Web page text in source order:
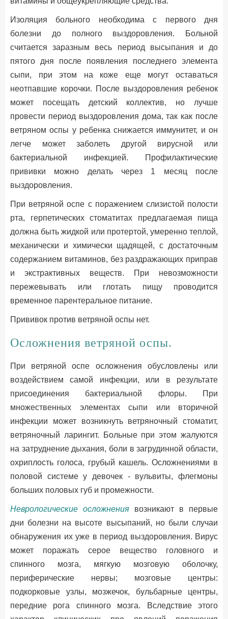
Изоляция больного необходима с первого дня
болезни до полного выздоровления. Больной
считается заразным весь период высыпания и до
пятого дня после появления последнего элемента
сыпи, при этом на коже еще могут оставаться
неотпавшие корочки. После выздоровления ребенок
может посещать детский коллектив, но лучше
провести период выздоровления дома, так как после
ветряном оспы у ребенка снижается иммунитет, и он
легче может заболеть другой вирусной или
бактериальной инфекцией. Профилактические
прививки можно делать через 1 месяц после
выздоровления.
При ветряной оспе с поражением слизистой полости
рта, герпетических стоматитах предлагаемая пища
должна быть жидкой или протертой, умеренно теплой,
механически и химически щадящей, с достаточным
содержанием витаминов, без раздражающих приправ
и экстрактивных веществ. При невозможности
пережевывать или глотать пищу проводится
временное парентеральное питание.
Прививок против ветряной оспы нет.
Осложнения ветряной оспы.
При ветряной оспе осложнения обусловлены или
воздействием самой инфекции, или в результате
присоединения бактериальной флоры. При
множественных элементах сыпи или вторичной
инфекции может возникнуть ветряночный стоматит,
ветряночный ларингит. Больные при этом жалуются
на затруднение дыхания, боли в загрудинной области,
охриплость голоса, грубый кашель. Осложнениями в
половой системе у девочек - вульвиты, флегмоны
больших половых губ и промежности.
Неврологические осложнения возникают в первые
дни болезни на высоте высыпаний, но были случаи
обнаружения их уже в период выздоровления. Вирус
может поражать серое вещество головного и
спинного мозга, мягкую мозговую оболочку,
периферические нервы; мозговые центры:
подкорковые узлы, мозжечок, бульбарные центры,
передние рога спинного мозга. Вследствие этого